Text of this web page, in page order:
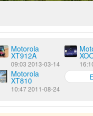
Motorola
XT912A
09:03 2013-03-14
Motorola
XT810
10:47 2011-08-24